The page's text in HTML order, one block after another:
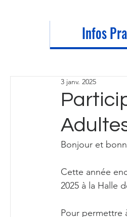
Infos
3 janv. 2025
Bonjour et
Cette année
2025 à la Halle
Pour permettre